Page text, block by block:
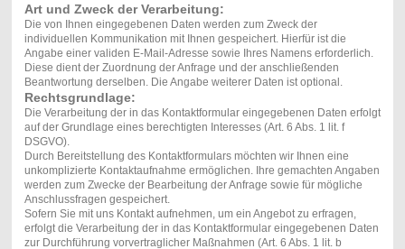
Art und Zweck der Verarbeitung:
Die von Ihnen eingegebenen Daten werden zum Zweck der
individuellen Kommunikation mit Ihnen gespeichert. Hierfür ist die
Angabe einer validen E-Mail-Adresse sowie Ihres Namens erforderlich.
Diese dient der Zuordnung der Anfrage und der anschließenden
Beantwortung derselben. Die Angabe weiterer Daten ist optional.
Rechtsgrundlage:
Die Verarbeitung der in das Kontaktformular eingegebenen Daten erfolgt
auf der Grundlage eines berechtigten Interesses (Art. 6 Abs. 1 lit. f
DSGVO).
Durch Bereitstellung des Kontaktformulars möchten wir Ihnen eine
unkomplizierte Kontaktaufnahme ermöglichen. Ihre gemachten Angaben
werden zum Zwecke der Bearbeitung der Anfrage sowie für mögliche
Anschlussfragen gespeichert.
Sofern Sie mit uns Kontakt aufnehmen, um ein Angebot zu erfragen,
erfolgt die Verarbeitung der in das Kontaktformular eingegebenen Daten
zur Durchführung vorvertraglicher Maßnahmen (Art. 6 Abs. 1 lit. b